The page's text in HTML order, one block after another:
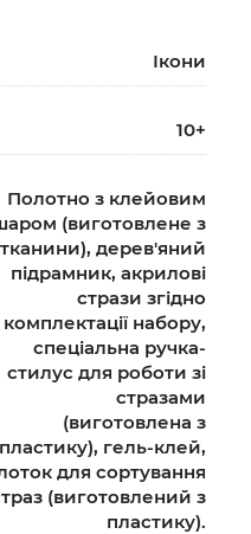
Ікони
10+
Полотно з клейовим
(виготовлене з
тканини), дерев'яний
підрамник, акрилові
стрази згідно
комплектації набору,
спеціальна ручка-
стилус для роботи зі
стразами
(виготовлена з
пластику), гель-клей,
для сортування
(виготовлений з
пластику).